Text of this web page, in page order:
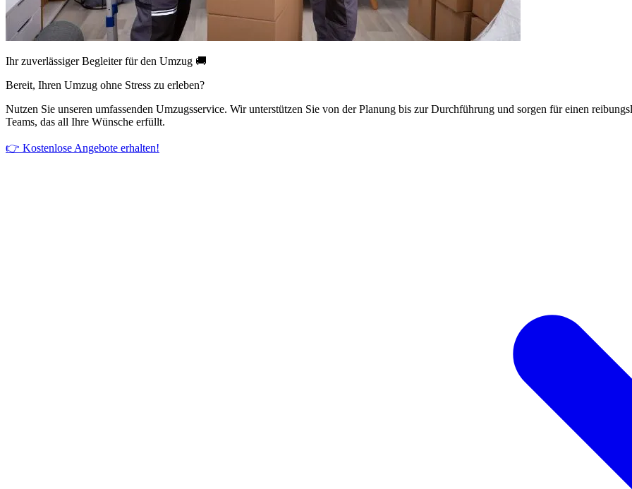
Ihr zuverlässiger Begleiter für den Umzug 🚚
Bereit, Ihren Umzug ohne Stress zu erleben?
Nutzen Sie unseren umfassenden Umzugsservice. Wir unterstützen Sie von der Planung bis zur Durchführung und sorgen für einen
Teams, das all Ihre Wünsche erfüllt.
👉 Kostenlose Angebote erhalten!